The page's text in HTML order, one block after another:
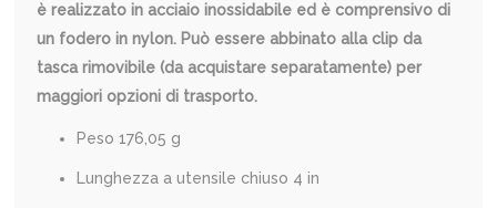
è realizzato in acciaio inossidabile ed è comprensivo di
un fodero in nylon. Può essere abbinato alla clip da
tasca rimovibile (da acquistare separatamente) per
maggiori opzioni di trasporto.
Peso176,05 g
Lunghezza a utensile chiuso 4in